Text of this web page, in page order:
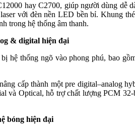
hay C2700, giúp người dùng dễ
với đèn nền LED bền bỉ. Khung
trong hệ thống âm thanh.
& digital hiện đại
hệ thống ngõ vào phong phú, bao
cấp thành một pre digital–analog
Optical, hỗ trợ chất lượng PCM
bóng hiện đại